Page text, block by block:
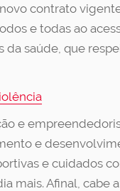
contrato
e todas ao
saúde, que
e
e
e cuidados
mais. Afinal, cabe